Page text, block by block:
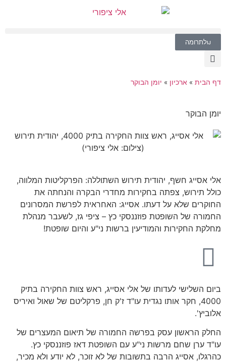
לתרומה
דף הבית » ארכיון » יומן הבוקר
יומן הבוקר
אלי אסייג חשף, יהודית תירוש השתוללה: הפרקליטות המלווה,
כולל תירוש, צפתה בחקירות מחדרי הבקרה והנחתה את
החוקרים שלא על דעתו. אסייג: האחראית לפרשת המסרונים
החמורה של השופטת פוזננסקי כץ – ציפי גז, לשעבר מנהלת
מחלקת החקירות והמודיעין ברשות ני"ע והיום שופטת!
ביום השלישי לעדותו של אלי אסייג, ראש צוות החקירה בתיק
4000, חקר אותו נגדית עו"ד ז'ק חן, פרקליטם של שאול ואיריס
אלוביץ'.
החלק הראשון עסק בפרשה החמורה של תיאום המעצרים של
עו"ד ערן שחם מרשות ני"ע עם השופטת דאז פוזננסקי כץ.
כהרגלו, אסייג הרבה בתשובות של לא זוכר, לא יודע ולא מכיר,